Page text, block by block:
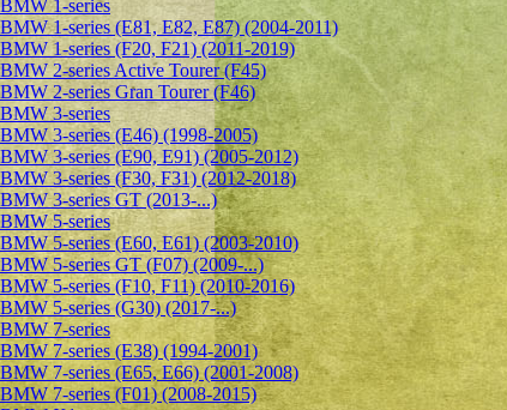
BMW 1-series
BMW 1-series (E81, E82, E87) (2004-2011)
BMW 1-series (F20, F21) (2011-2019)
BMW 2-series Active Tourer (F45)
BMW 2-series Gran Tourer (F46)
BMW 3-series
BMW 3-series (E46) (1998-2005)
BMW 3-series (E90, E91) (2005-2012)
BMW 3-series (F30, F31) (2012-2018)
BMW 3-series GT (2013-...)
BMW 5-series
BMW 5-series (E60, E61) (2003-2010)
BMW 5-series GT (F07) (2009-...)
BMW 5-series (F10, F11) (2010-2016)
BMW 5-series (G30) (2017-...)
BMW 7-series
BMW 7-series (E38) (1994-2001)
BMW 7-series (E65, E66) (2001-2008)
BMW 7-series (F01) (2008-2015)